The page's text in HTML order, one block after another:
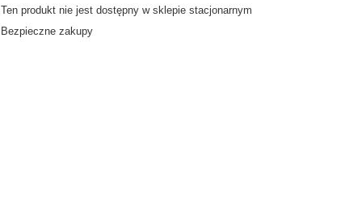
Ten produkt nie jest dostępny w sklepie stacjonarnym
Bezpieczne zakupy